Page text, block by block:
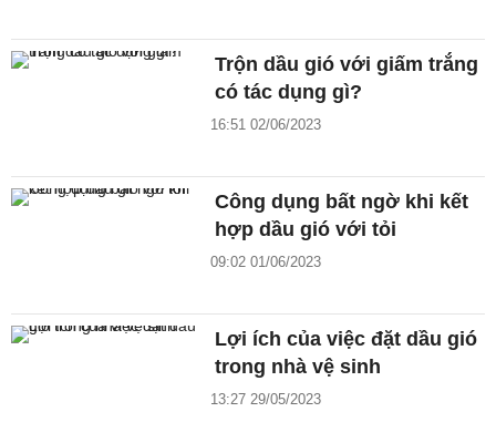
Trộn dầu gió với giấm trắng
có tác dụng gì?
16:51 02/06/2023
Công dụng bất ngờ khi kết
hợp dầu gió với tỏi
09:02 01/06/2023
Lợi ích của việc đặt dầu gió
trong nhà vệ sinh
13:27 29/05/2023